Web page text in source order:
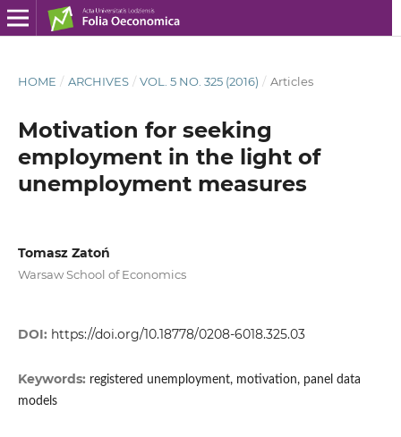
HOME / ARCHIVES / VOL. 5 NO. 325 (2016) / Articles
Motivation for seeking
employment in the light of
unemployment measures
Tomasz Zatoń
Warsaw School of Economics
DOI: https://doi.org/10.18778/0208-6018.325.03
Keywords: registered unemployment, motivation, panel data
models